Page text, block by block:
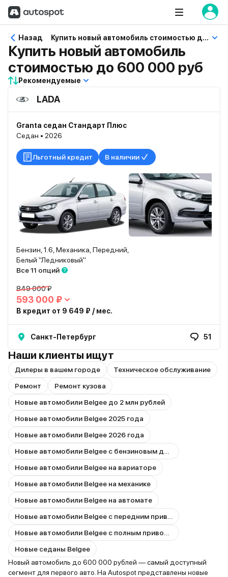
Назад Купить новый автомобиль стоимостью до 600 000 руб
Купить новый автомобиль
стоимостью до 600 000 руб
Рекомендуемые
LADA
Granta седан Стандарт Плюс
Седан • 2026
Льготный кредит В наличии
Бензин, 1.6, Механика, Передний,
Белый "Ледниковый"
Все 11 опций
849 000 ₽
593 000 ₽
В кредит от 9 649 ₽ / мес.
Санкт-Петербург 51
Наши клиенты ищут
Дилеры в вашем городе
Техническое обслуживание
Ремонт
Ремонт кузова
Новые автомобили Belgee до 2 млн рублей
Новые автомобили Belgee 2025 года
Новые автомобили Belgee 2026 года
Новые автомобили Belgee на вариаторе
Новые автомобили Belgee на механике
Новые автомобили Belgee на автомате
Новые седаны Belgee
Новый автомобиль до 600 000 рублей — самый доступный
сегмент для первого авто. На Autospot представлены новые